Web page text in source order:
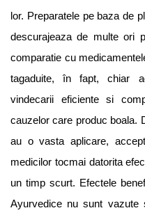
lor. Preparatele pe baza de
descurajeaza de multe ori
comparatie cu
tagaduite, în fapt, chiar
vindecarii eficiente si
cauzelor care produc boala.
au o vasta aplicare,
medicilor tocmai datorita
un timp scurt. Efectele
Ayurvedice nu sunt vazute